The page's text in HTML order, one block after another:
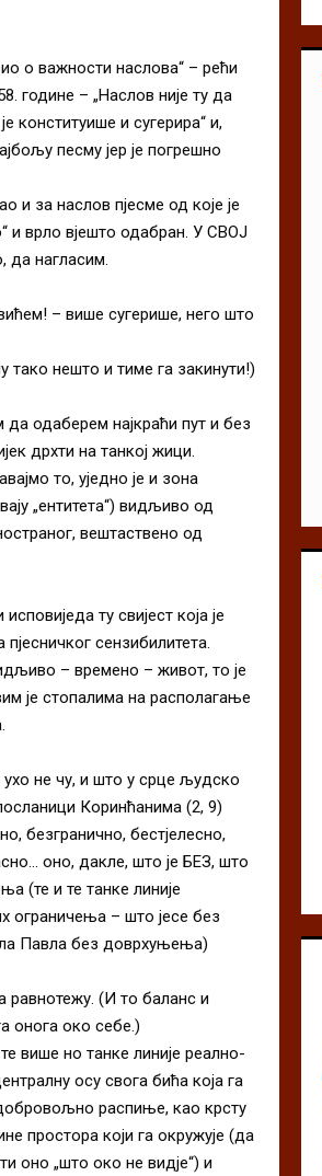
о важности наслова“ – рећи
године – „Наслов није ту да
конституише и сугерира“ и,
песму јер је погрешно
и за наслов пјесме од које је
и врло вјешто одабран. У СВОЈ
нагласим.
– више сугерише, него што
тако нешто и тиме га закинути!)
одаберем најкраћи пут и без
дрхти на танкој жици.
то, уједно је и зона
„ентитета“) видљиво од
вештаствено од
ту свијест која је
сензибилитета.
– времено – живот, то је
је стопалима на располагање
ухо не чу, и што у срце људско
Коринћанима (2, 9)
безгранично, бестјелесно,
оно, дакле, што је БЕЗ, што
(те и те танке линије
ограничења – што јесе без
Павла без доврхуњења)
равнотежу. (И то баланс и
онога око себе.)
више но танке линије реално-
осу свога бића која га
распиње, као крсту
простора који га окружује (да
оно „што око не видје“) и